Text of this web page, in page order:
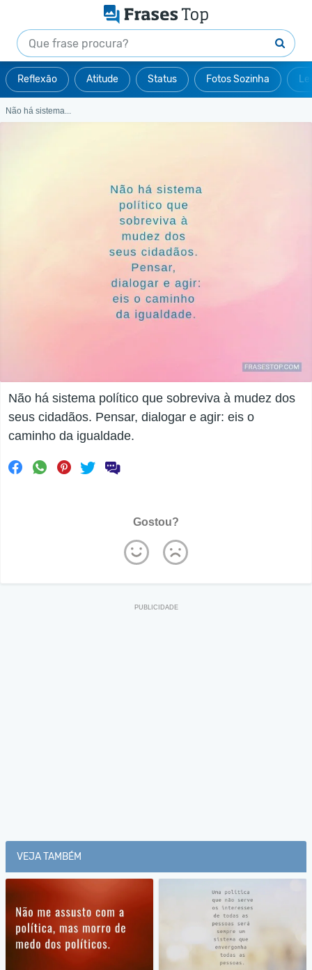
Reflexão Atitude Status Fotos Sozinha
Não há sistema...
Não há sistema político que sobreviva à mudez dos
seus cidadãos. Pensar, dialogar e agir: eis o
caminho da igualdade.
Gostou?
VEJA TAMBÉM